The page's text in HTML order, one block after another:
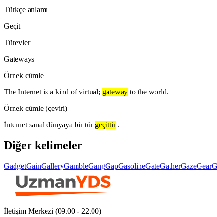
Türkçe anlamı
Geçit
Türevleri
Gateways
Örnek cümle
The Internet is a kind of virtual; gateway to the world.
Örnek cümle (çeviri)
İnternet sanal dünyaya bir tür geçittir .
Diğer kelimeler
GadgetGainGalleryGambleGangGapGasolineGateGatherGazeGear
İletişim Merkezi (09.00 - 22.00)